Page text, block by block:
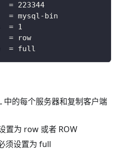
223344
mysql-bin
= 1
= row
= full
的每个服务器和复制客户端
置为 row 或者 ROW
须设置为 full